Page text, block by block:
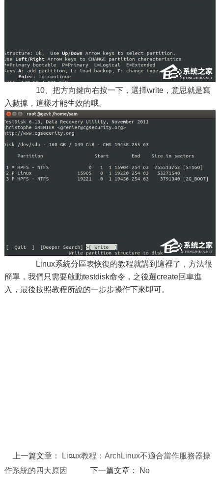
10、把方向鍵向右按一下，選擇write，意思就是寫
入數據，這樣才能生效的哦。
Linux系統分區表恢復的教程就講到這裡了，方法很
簡單，我們只需要啟動testdisk命令，之後選create回車進
入，最後按照教程所說的一步步操作下來即可。
上一篇文章：
Linux教程：ArchLinux不適合當作服務器操
作系統的四大原因
下一篇文章： No